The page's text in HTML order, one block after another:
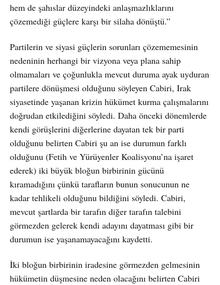
hem de şahıslar düzeyindeki anlaşmazlıklarını
çözemediği güçlere karşı bir silaha dönüştü.”
Partilerin ve siyasi güçlerin sorunları çözememesinin
nedeninin herhangi bir vizyona veya plana sahip
olmamaları ve çoğunlukla mevcut duruma ayak uyduran
partilere dönüşmesi olduğunu söyleyen Cabiri, Irak
siyasetinde yaşanan krizin hükümet kurma çalışmalarını
doğrudan etkilediğini söyledi. Daha önceki dönemlerde
kendi görüşlerini diğerlerine dayatan tek bir parti
olduğunu belirten Cabiri şu an ise durumun farklı
olduğunu (Fetih ve Yürüyenler Koalisyonu’na işaret
ederek) iki büyük bloğun birbirinin gücünü
kıramadığını çünkü tarafların bunun sonucunun ne
kadar tehlikeli olduğunu bildiğini söyledi. Cabiri,
mevcut şartlarda bir tarafın diğer tarafın talebini
görmezden gelerek kendi adayını dayatması gibi bir
durumun ise yaşanamayacağını kaydetti.
İki bloğun birbirinin iradesine görmezden gelmesinin
hükümetin düşmesine neden olacağını belirten Cabiri